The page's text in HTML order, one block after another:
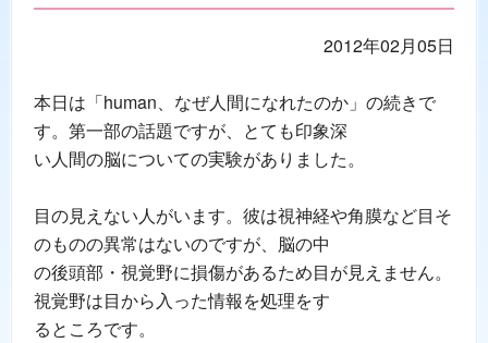
2012年02月05日
本日は「human、なぜ人間になれたのか」の続きで
す。第一部の話題ですが、とても印象深
い人間の脳についての実験がありました。
目の見えない人がいます。彼は視神経や角膜など目そ
のものの異常はないのですが、脳の中
の後頭部・視覚野に損傷があるため目が見えません。
視覚野は目から入った情報を処理をす
るところです。